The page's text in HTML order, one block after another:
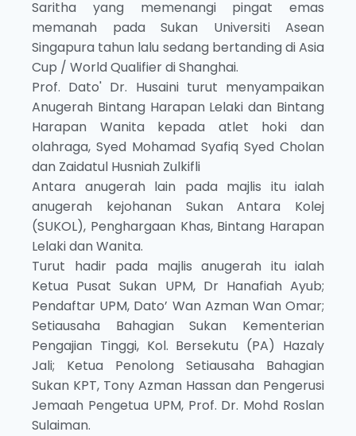
Saritha yang memenangi pingat emas
memanah pada Sukan Universiti Asean
Singapura tahun lalu sedang bertanding di Asia
Cup / World Qualifier di Shanghai.
Prof. Dato' Dr. Husaini turut menyampaikan
Anugerah Bintang Harapan Lelaki dan Bintang
Harapan Wanita kepada atlet hoki dan
olahraga, Syed Mohamad Syafiq Syed Cholan
dan Zaidatul Husniah Zulkifli
Antara anugerah lain pada majlis itu ialah
anugerah kejohanan Sukan Antara Kolej
(SUKOL), Penghargaan Khas, Bintang Harapan
Lelaki dan Wanita.
Turut hadir pada majlis anugerah itu ialah
Ketua Pusat Sukan UPM, Dr Hanafiah Ayub;
Pendaftar UPM, Dato’ Wan Azman Wan Omar;
Setiausaha Bahagian Sukan Kementerian
Pengajian Tinggi, Kol. Bersekutu (PA) Hazaly
Jali; Ketua Penolong Setiausaha Bahagian
Sukan KPT, Tony Azman Hassan dan Pengerusi
Jemaah Pengetua UPM, Prof. Dr. Mohd Roslan
Sulaiman.